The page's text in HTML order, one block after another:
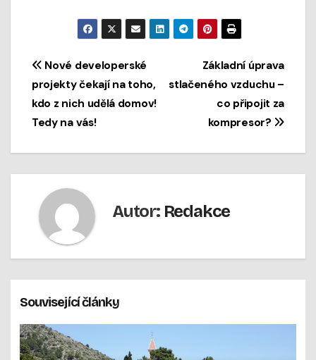
Navigace
pro
příspěvek
Základní úprava
stlačeného vzduchu –
co připojit za
kompresor?
Nové developerské
projekty čekají na toho,
kdo z nich udělá domov!
Tedy na vás!
Autor: Redakce
Související články